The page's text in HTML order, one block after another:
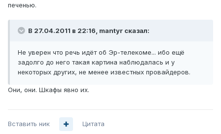
печенью.
В 27.04.2011 в 22:16, mantyr сказал:
Не уверен что речь идёт об Эр-телекоме... ибо ещё
задолго до него такая картина наблюдалась и у
некоторых других, не менее известных провайдеров.
Они, они. Шкафы явно их.
Вставить ник Цитата